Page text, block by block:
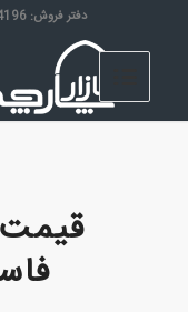
دفتر فروش: 02128424196/ کارشناسان: 09128573405
قیمت